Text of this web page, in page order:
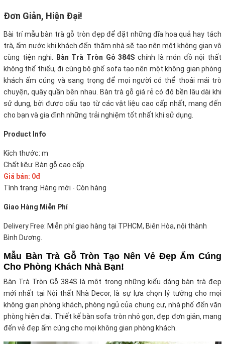
Đơn Giản, Hiện Đại!
Bài trí mẫu bàn trà gỗ tròn đẹp để đặt những đĩa hoa quả hay tách
trà, ấm nước khi khách đến thăm nhà sẽ tạo nên một không gian vô
cùng tiện nghi.
Bàn Trà Tròn Gỗ 384S chính là món đồ nội thất
không thể thiếu, đi cùng bộ ghế sofa tạo nên một không gian phòng
khách ấm cúng và sang trọng để mọi người có thể thoải mái trò
chuyện, quây quần bên nhau. Bàn trà gỗ giá rẻ có độ bền lâu dài khi
sử dụng, bởi được cấu tạo từ các vật liệu cao cấp nhất, mang đến
cho bạn và gia đình những trải nghiệm tốt nhất khi sử dụng.
Product Info
Kích thước: m
Chất liệu: Bàn gỗ cao cấp.
Giá bán: 0đ
Tình trạng: Hàng mới - Còn hàng
Giao Hàng Miễn Phí
Delivery Free: Miễn phí giao hàng tại TPHCM, Biên Hòa, nội thành
Bình Dương.
Mẫu Bàn Trà Gỗ Tròn Tạo Nên Vẻ Đẹp Ấm Cúng
Cho Phòng Khách Nhà Bạn!
Bàn Trà Tròn Gỗ 384S là một trong những kiểu dáng bàn trà đẹp
mới nhất tại Nội thất Nhà Decor, là sự lựa chọn lý tưởng cho mọi
không gian phòng khách, phòng ngủ của chung cư, nhà phố đến văn
phòng hiện đại. Thiết kế bàn sofa tròn nhỏ gọn, đẹp đơn giản, mang
đến vẻ đẹp ấm cúng cho mọi không gian phòng khách.